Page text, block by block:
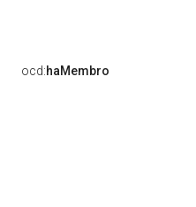
ocd:haMembro